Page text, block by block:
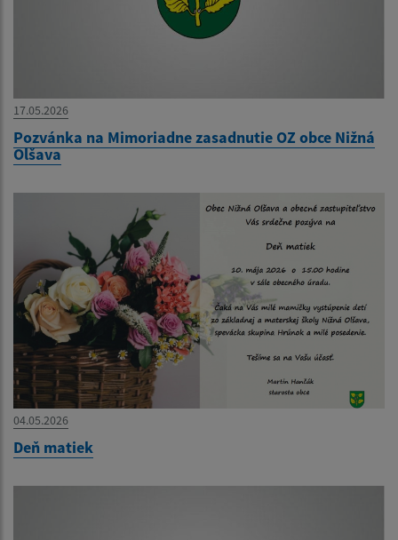
17.05.2026
Pozvánka na Mimoriadne zasadnutie OZ obce Nižná
Olšava
04.05.2026
Deň matiek